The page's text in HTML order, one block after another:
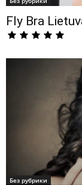
Fly Bra
Без рубрики